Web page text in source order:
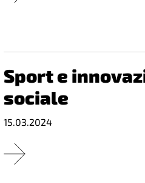
Sport e
sociale
15.03.2024